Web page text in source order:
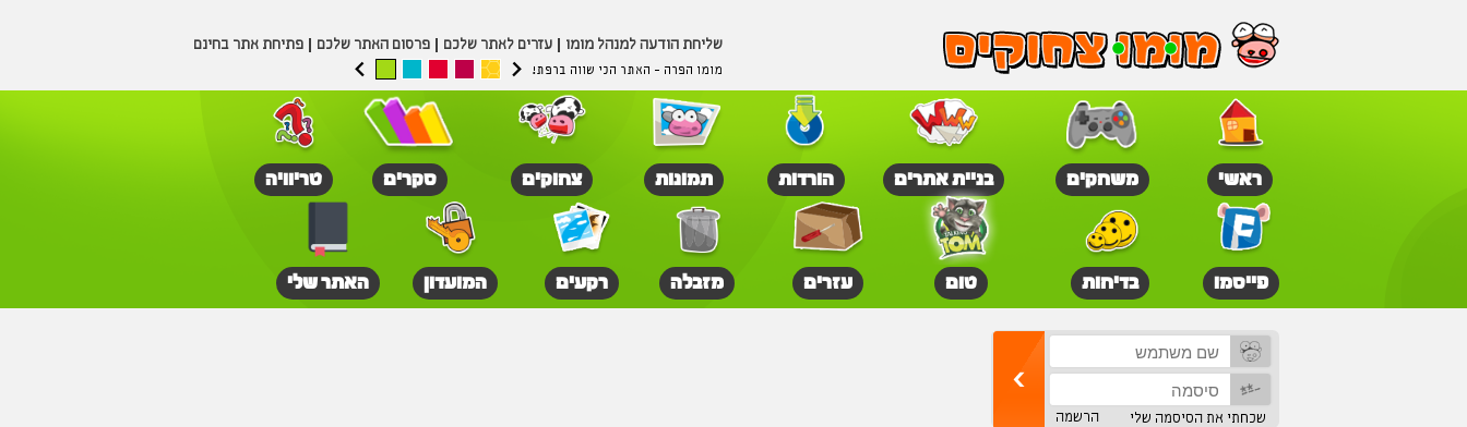
שליחת הודעה למנהל מומו עזרים לאתר שלכם פרסום האתר שלכם פתיחת אתר בחינם
מומו הפרה - האתר הכי שווה ברפת!
ראשי משחקים בניית אתרים הורדות תמונות צחוקים סקרים טריוויה
פייסמו בדיחות טום עזרים מזבלה רקעים המועדון האתר שלי
שכחתי את הסיסמה שלי הרשמה